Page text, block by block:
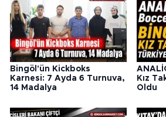
Bingöl'ün Kickboks
Karnesi: 7 Ayda 6 Turnuva,
14 Madalya
Kız
Oldu